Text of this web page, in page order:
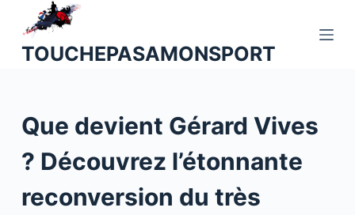
u
o
TOUCHEPASAMONSPORT
Que devient Gérard Vives
? Découvrez l’étonnante
reconversion du très